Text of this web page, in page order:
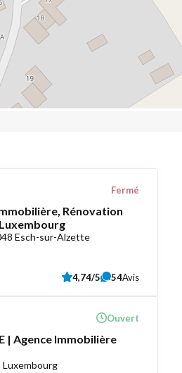
Rénovation
Esch-sur-Alzette
Fermé
4,74/5 54Avis
| Agence Immobilière
Luxembourg
Ouvert